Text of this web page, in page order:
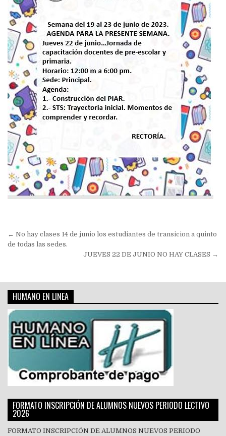
Navegación
de
← No hay clases 14 de junio los estudiantes de transicion a quinto
de todas las sedes.
JUEVES 22 DE JUNIO NO HAY CLASES →
HUMANO EN LINEA
FORMATO INSCRIPCIÓN DE ALUMNOS NUEVOS PERIODO LECTIVO
2026
FORMATO INSCRIPCIÓN DE ALUMNOS NUEVOS PERIODO